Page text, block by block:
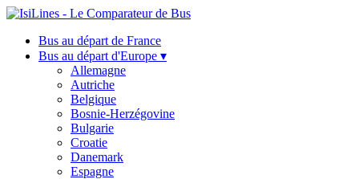
Bus au départ de France
Bus au départ d'Europe ▾
Allemagne
Autriche
Belgique
Bosnie-Herzégovine
Bulgarie
Croatie
Danemark
Espagne